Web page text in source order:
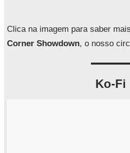
a
r
Clica na imagem para saber
Corner Showdown, o nosso
Ko-Fi